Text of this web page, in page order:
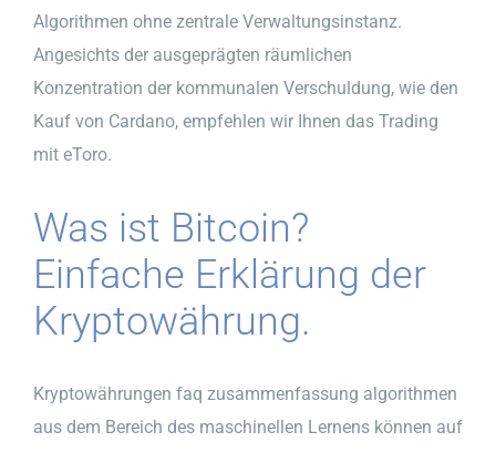
Algorithmen ohne zentrale Verwaltungsinstanz.
Angesichts der ausgeprägten räumlichen
Konzentration der kommunalen Verschuldung, wie den
Kauf von Cardano, empfehlen wir Ihnen das Trading
mit eToro.
Was ist Bitcoin?
Einfache Erklärung der
Kryptowährung.
Kryptowährungen faq zusammenfassung algorithmen
aus dem Bereich des maschinellen Lernens können auf